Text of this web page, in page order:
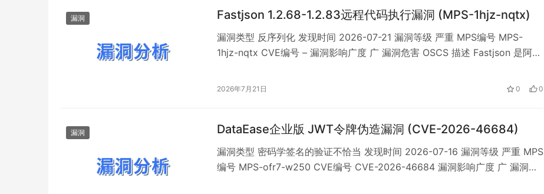
漏洞 Fastjson 1.2.68-1.2.83远程代码执行漏洞 (MPS-1hjz-nqtx)
漏洞类型 反序列化 发现时间 2026-07-21 漏洞等级 严重 MPS编号 MPS-
1hjz-nqtx CVE编号 – 漏洞影响广度 广 漏洞危害 OSCS 描述 Fastjson 是阿里
的序列化和反序列化。 Fastjson 1.x 在 autoTy…
2026年7月21日 0 0
漏洞 DataEase企业版 JWT令牌伪造漏洞 (CVE-2026-46684)
漏洞类型 密码学签名的验证不恰当 发现时间 2026-07-16 漏洞等级 严重 MPS
编号 MPS-ofr7-w250 CVE编号 CVE-2026-46684 漏洞影响广度 广 漏洞危